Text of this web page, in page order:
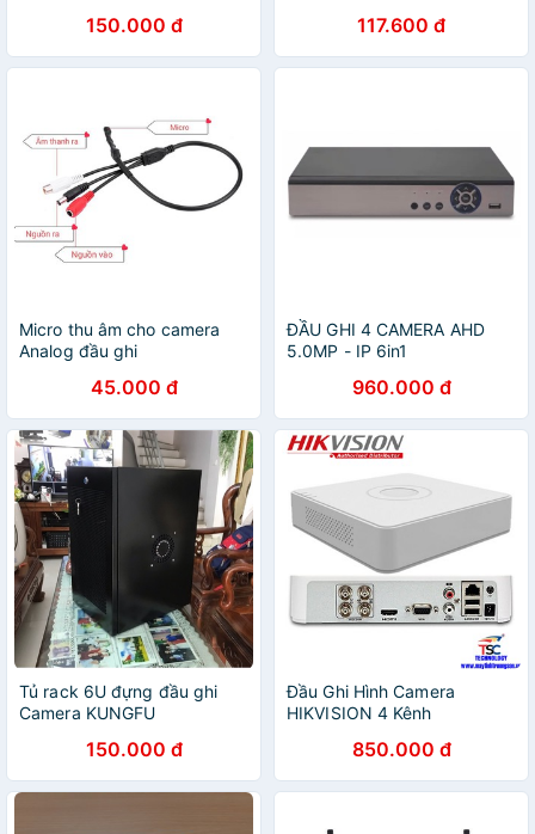
150.000 đ 117.600 đ
Micro thu âm cho camera
Analog đầu ghi
45.000 đ
ĐẦU GHI 4 CAMERA AHD
5.0MP - IP 6in1
960.000 đ
Tủ rack 6U đựng đầu ghi
Camera KUNGFU
150.000 đ
Đầu Ghi Hình Camera
HIKVISION 4 Kênh
850.000 đ